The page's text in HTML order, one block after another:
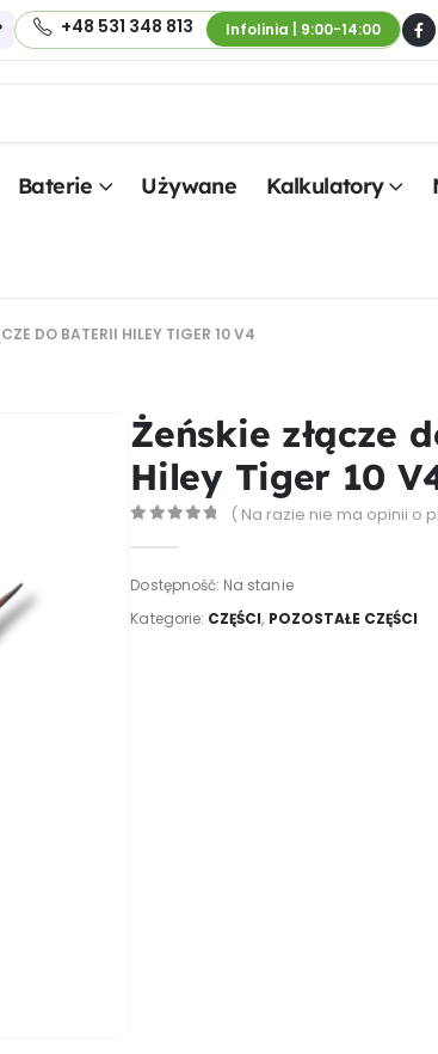
+48 531 348 813 Infolinia | 9:00-14:00
Baterie Używane Kalkulatory
DO BATERII HILEY TIGER 10 V4
Żeńskie złącze
Hiley Tiger 10
( Na razie nie ma opinii o
Dostępność: Na stanie
Kategorie: CZĘŚCI, POZOSTAŁE CZĘŚCI